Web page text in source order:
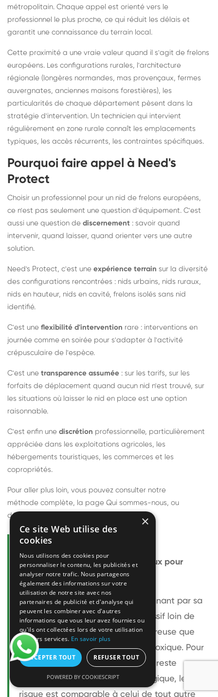
métropolitain. Chaque appel est orienté vers le
professionnel le plus proche, ce qui réduit les délais et
garantit une connaissance du terrain local.
Cette proximité a une vraie valeur quand il s'agit de frelons
européens. Les configurations rurales, l'architecture
régionale (longères normandes, mas provençaux, fermes
auvergnates, anciennes maisons forestières), les
particularités de chaque département pèsent dans la
stratégie d'intervention. Un technicien qui intervient
régulièrement en zone rurale connaît les emplacements
typiques, les accès récurrents, les contraintes spécifiques.
Pourquoi faire appel à Need's
Protect
Choisir un professionnel pour un nid de frelons européens,
ce n'est pas seulement une question d'équipement. C'est
aussi une question de discernement : savoir quand
intervenir, quand laisser, quand orienter vers une autre
solution.
Need's Protect, c'est une expérience terrain sur la diversité
des configurations rencontrées : nids urbains, nids ruraux,
nids en hauteur, nids en cavité, frelons isolés sans nid
identifié.
C'est une flexibilité d'intervention rare : interventions en
journée comme en soirée pour s'adapter à l'activité
crépusculaire de l'espèce.
C'est une transparence assumée : sur les tarifs, sur les
forfaits de déplacement quand aucun nid n'est trouvé, sur
les situations où laisser le nid en place est une option
raisonnable.
C'est enfin une discrétion professionnelle, particulièrement
appréciée dans les exploitations agricoles, les
hébergements touristiques, les commerces et les
copropriétés.
Pour aller plus loin, vous pouvez consulter notre
méthode complète, la page Qui sommes-nous, ou
découvrir
Questions fréquentes
Le frelon européen est-il dangereux pour
l'homme ?
Le frelon européen est impressionnant par sa
taille mais relativement peu agressif loin de
son nid. Sa piqûre est plus douloureuse que
celle d'une guêpe sans être plus toxique. Pour
une personne non allergique, elle reste
bénigne. Pour une personne allergique, le
risque est comparable à celui de tout autre
×
Ce site Web utilise des
cookies
Nous utilisons des cookies pour
personnaliser le contenu, les publicités et
analyser notre trafic. Nous partageons
également des informations sur votre
utilisation de notre site avec nos
partenaires de publicité et d'analyse qui
peuvent les combiner avec d'autres
informations que vous leur avez fournies ou
qu'ils ont collectées lors de votre utilisation
de leurs services. En savoir plus
ACCEPTER TOUT REFUSER TOUT
POWERED BY COOKIESCRIPT